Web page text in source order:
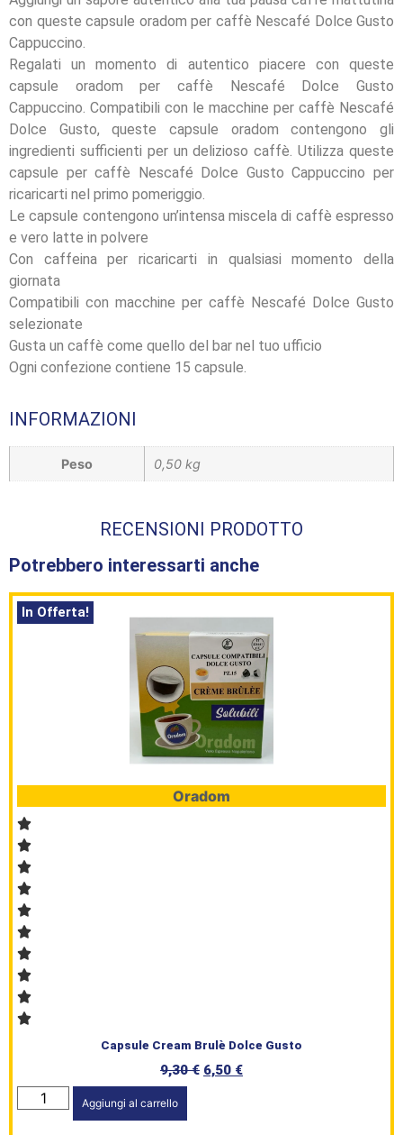
con queste capsule oradom per caffè Nescafé Dolce Gusto
Cappuccino.
Regalati un momento di autentico piacere con queste
capsule oradom per caffè Nescafé Dolce Gusto
Cappuccino. Compatibili con le macchine per caffè Nescafé
Dolce Gusto, queste capsule oradom contengono gli
ingredienti sufficienti per un delizioso caffè. Utilizza queste
capsule per caffè Nescafé Dolce Gusto Cappuccino per
ricaricarti nel primo pomeriggio.
Le capsule contengono un’intensa miscela di caffè espresso
e vero latte in polvere
Con caffeina per ricaricarti in qualsiasi momento della
giornata
Compatibili con macchine per caffè Nescafé Dolce Gusto
selezionate
Gusta un caffè come quello del bar nel tuo ufficio
Ogni confezione contiene 15 capsule.
INFORMAZIONI
Peso 0,50 kg
RECENSIONI PRODOTTO
Potrebbero interessarti anche
In Offerta!
Oradom
Capsule Cream Brulè Dolce Gusto
9,30€ 6,50 €
Aggiungi al carrello